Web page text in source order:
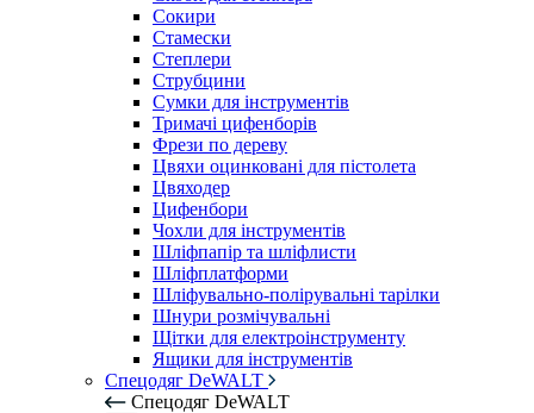
Сокири
Стамески
Степлери
Струбцини
Сумки для інструментів
Тримачі цифенборів
Фрези по дереву
Цвяхи оцинковані для пістолета
Цвяходер
Цифенбори
Чохли для інструментів
Шліфпапір та шліфлисти
Шліфплатформи
Шліфувально-полірувальні тарілки
Шнури розмічувальні
Щітки для електроінструменту
Ящики для інструментів
Спецодяг DeWALT
Спецодяг DeWALT